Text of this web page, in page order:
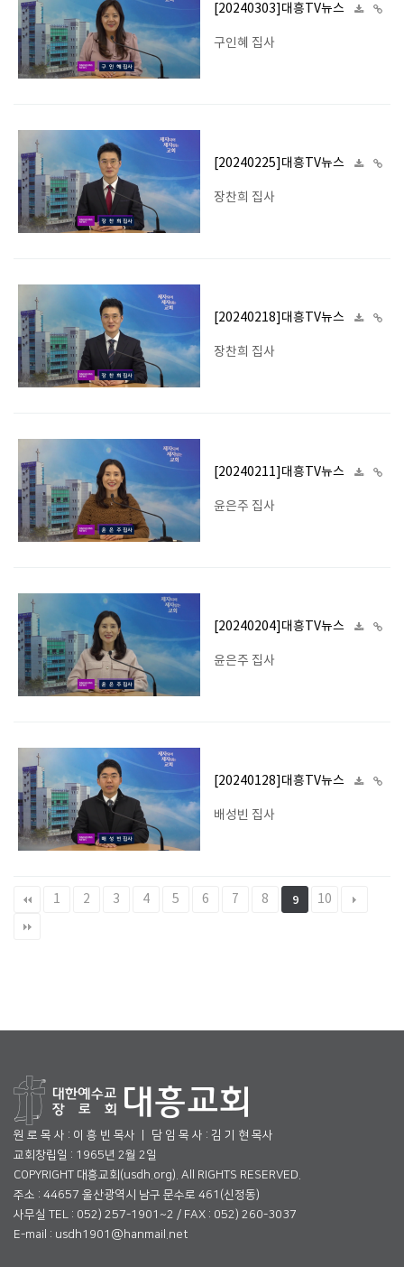
[20240303]대흥TV뉴스
구인혜 집사
[20240225]대흥TV뉴스
장찬희 집사
[20240218]대흥TV뉴스
장찬희 집사
[20240211]대흥TV뉴스
윤은주 집사
[20240204]대흥TV뉴스
윤은주 집사
[20240128]대흥TV뉴스
배성빈 집사
1 2 3 4 5 6 7 8 9 10
원 로 목 사 : 이 흥 빈 목사 ㅣ 담 임 목 사 : 김 기 현 목사
교회창립일 : 1965년 2월 2일
COPYRIGHT 대흥교회(usdh.org). All RIGHTS RESERVED.
주소 : 44657 울산광역시 남구 문수로 461(신정동)
사무실 TEL : 052) 257-1901~2 / FAX : 052) 260-3037
E-mail : usdh1901@hanmail.net